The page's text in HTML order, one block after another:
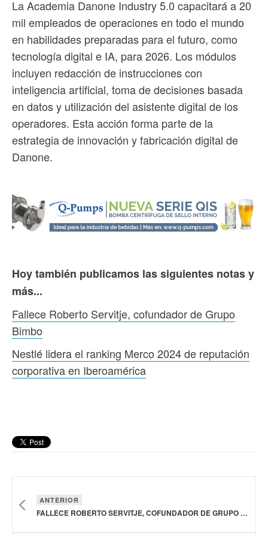
La Academia Danone Industry 5.0 capacitará a 20
mil empleados de operaciones en todo el mundo
en habilidades preparadas para el futuro, como
tecnología digital e IA, para 2026. Los módulos
incluyen redacción de instrucciones con
inteligencia artificial, toma de decisiones basada
en datos y utilización del asistente digital de los
operadores. Esta acción forma parte de la
estrategia de innovación y fabricación digital de
Danone.
Hoy también publicamos las siguientes notas y
más...
Fallece Roberto Servitje, cofundador de Grupo
Bimbo
Nestlé lidera el ranking Merco 2024 de reputación
corporativa en Iberoamérica
ANTERIOR
FALLECE ROBERTO SERVITJE, COFUNDADOR DE GRUPO BIMBO